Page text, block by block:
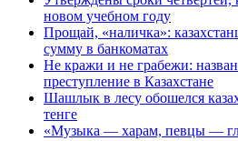
новом учебном году
Прощай, «наличка»:
сумму в банкоматах
Не кражи и не грабежи:
преступление в Казахстане
Шашлык в лесу обошелся
тенге
«Музыка — харам, певцы —